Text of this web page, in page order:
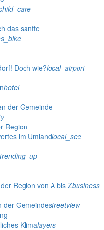
das sanfte
Doch wie?local_airport
hotel
der Gemeinde
Region
im Umlandlocal_see
trending_up
Region von A bis Zbusiness
der Gemeindestreetview
Klimalayers